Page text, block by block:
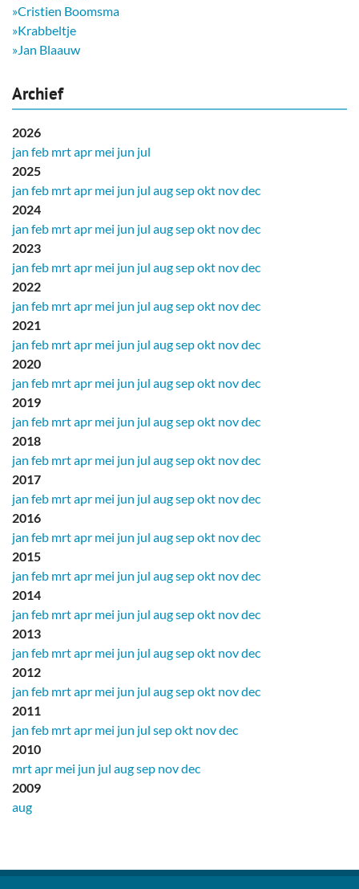
»Cristien Boomsma
»Krabbeltje
»Jan Blaauw
Archief
2026
jan feb mrtapr mei jun jul
2025
jan feb mrtapr mei jun jul augsepokt novdec
2024
jan feb mrtapr mei jun jul augsepokt novdec
2023
jan feb mrtapr mei jun jul augsepokt novdec
2022
jan feb mrtapr mei jun jul augsepokt novdec
2021
jan feb mrtapr mei jun jul augsepokt novdec
2020
jan feb mrtapr mei jun jul augsepokt novdec
2019
jan feb mrtapr mei jun jul augsepokt novdec
2018
jan feb mrtapr mei jun jul augsepokt novdec
2017
jan feb mrtapr mei jun jul augsepokt novdec
2016
jan feb mrtapr mei jun jul augsepokt novdec
2015
jan feb mrtapr mei jun jul augsepokt novdec
2014
jan feb mrtapr mei jun jul augsepokt novdec
2013
jan feb mrtapr mei jun jul augsepokt novdec
2012
jan feb mrtapr mei jun jul augsepokt novdec
2011
jan feb mrtapr mei jun jul sepokt novdec
2010
mrtapr mei jun jul augsep novdec
2009
aug